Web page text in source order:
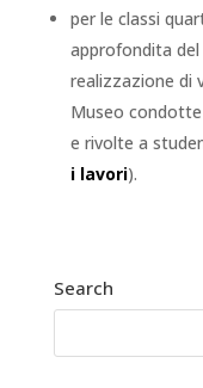
per le classi
approfondita del
realizzazione di
Museo
e rivolte a
i lavori).
Search